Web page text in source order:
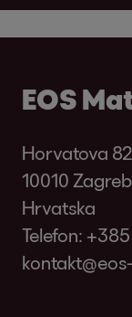
EOS
Horvatova 82
10010 Zagreb
Hrvatska
Telefon: +385